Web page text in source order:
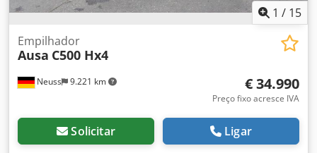
1 / 15
Neuss 9.221 km
Empilhador
Ausa C500 Hx4
€ 34.990
Preço fixo acresce IVA
Solicitar Ligar